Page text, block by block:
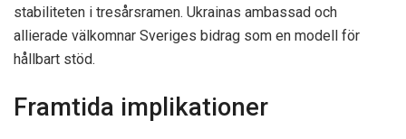
stabiliteten i tresårsramen. Ukrainas ambassad och
allierade välkomnar Sveriges bidrag som en modell för
hållbart stöd.
Framtida implikationer